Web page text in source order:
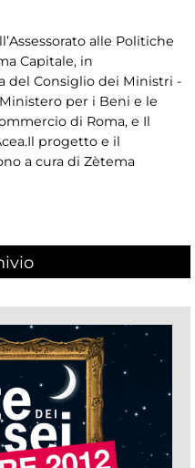
alle Politiche
Capitale, in
del Consiglio dei Ministri -
per i Beni e le
di Roma, e Il
progetto e il
a cura di Zètema